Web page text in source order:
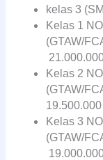
kelas 3
Kelas 1
(GTAW/
Kelas 2
(GTAW/
19.500.000
Kelas 3
(GTAW/